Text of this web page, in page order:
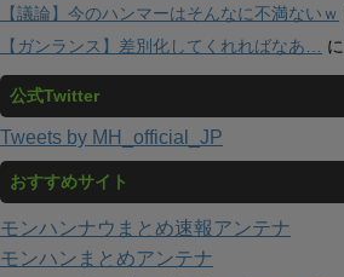
【議論】今のハンマーはそんなに不満ないｗ
【ガンランス】差別化してくれればなあ… に
公式Twitter
Tweets by MH_official_JP
おすすめサイト
モンハンナウまとめ速報アンテナ
モンハンまとめアンテナ